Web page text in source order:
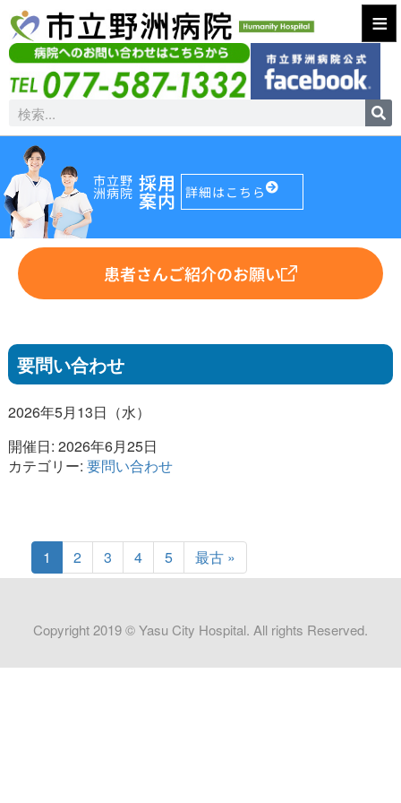
≡
市立野
洲病院 採用
案内 詳細はこちら
患者さんご紹介のお願い
要問い合わせ
2026年5月13日（水）
開催日: 2026年6月25日
カテゴリー: 要問い合わせ
1 2 3 4 5 最古 »
Copyright 2019 © Yasu City Hospital. All rights Reserved.